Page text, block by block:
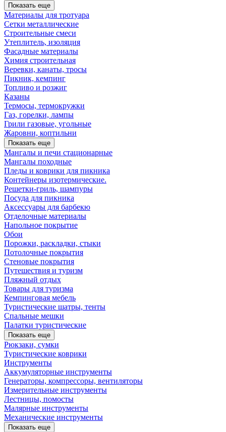
Показать еще
Материалы для тротуара
Сетки металлические
Строительные смеси
Утеплитель, изоляция
Фасадные материалы
Химия строительная
Веревки, канаты, тросы
Пикник, кемпинг
Топливо и розжиг
Казаны
Термосы, термокружки
Газ, горелки, лампы
Грили газовые, угольные
Жаровни, коптильни
Показать еще
Мангалы и печи стационарные
Мангалы походные
Пледы и коврики для пикника
Контейнеры изотермические.
Решетки-гриль, шампуры
Посуда для пикника
Аксессуары для барбекю
Отделочные материалы
Напольное покрытие
Обои
Порожки, раскладки, стыки
Потолочные покрытия
Стеновые покрытия
Путешествия и туризм
Пляжный отдых
Товары для туризма
Кемпинговая мебель
Туристические шатры, тенты
Спальные мешки
Палатки туристические
Показать еще
Рюкзаки, сумки
Туристические коврики
Инструменты
Аккумуляторные инструменты
Генераторы, компрессоры, вентиляторы
Измерительные инструменты
Лестницы, помосты
Малярные инструменты
Механические инструменты
Показать еще